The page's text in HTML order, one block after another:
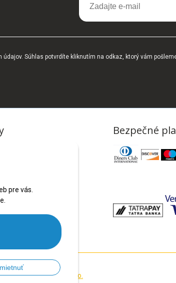
pre vás.
Súhlas potvrdíte kliknutím na odkaz, ktorý vám
Bezpečné
byNextCom s.r.o.